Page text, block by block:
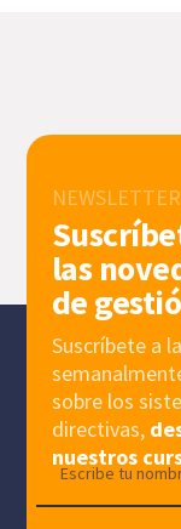
NEWSLETTER
las
de
Suscríbete a
sobre los
directivas,
nuestros